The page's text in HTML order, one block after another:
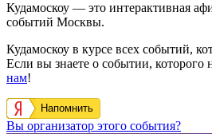
Кудамоскоу — это интерактивная
событий Москвы.
Кудамоскоу в курсе всех событий,
Если вы знаете о событии, которого
нам!
Напомнить
Вы организатор этого события?